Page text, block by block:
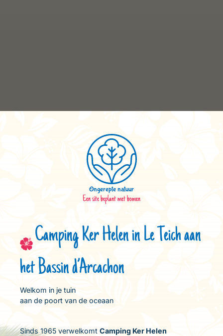
Ongerepte natuur
Een site beplant met bomen
Camping Ker Helen in Le Teich aan
het Bassin d’Arcachon
Welkom in je tuin
aan de poort van de oceaan
Sinds 1965 verwelkomt Camping Ker Helen